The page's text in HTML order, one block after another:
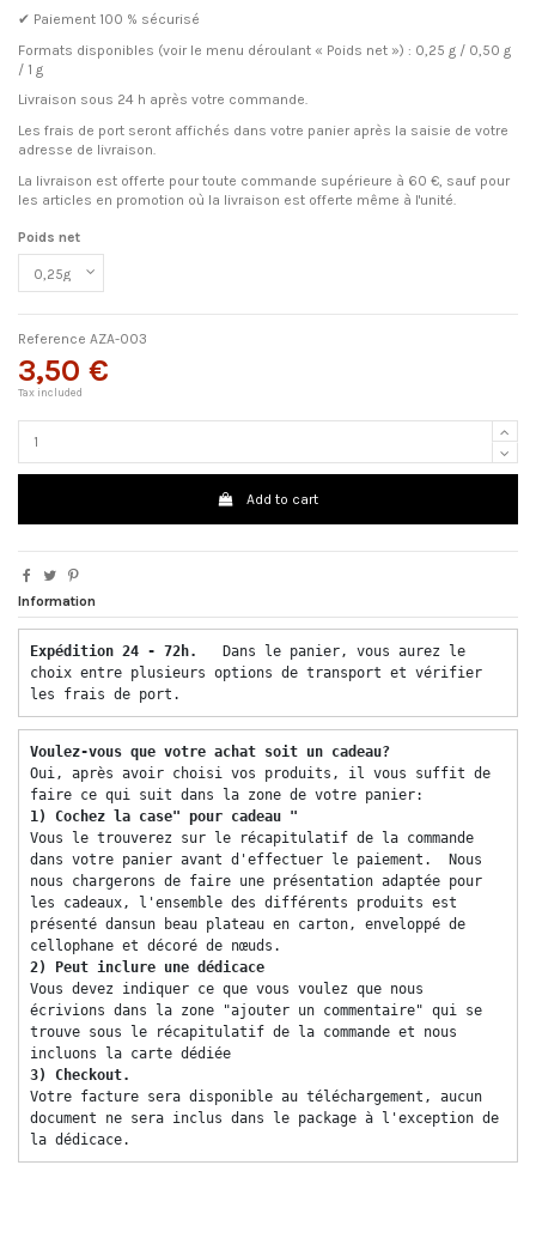
✔ Paiement 100 % sécurisé
Formats disponibles (voir le menu déroulant « Poids net ») : 0,25 g / 0,50 g
/ 1 g
Livraison sous 24 h après votre commande.
Les frais de port seront affichés dans votre panier après la saisie de votre
adresse de livraison.
La livraison est offerte pour toute commande supérieure à 60 €, sauf pour
les articles en promotion où la livraison est offerte même à l'unité.
Poids net
Reference AZA-003
3,50 €
Tax included
Add to cart
Information
Expédition 24 - 72h.
Dans le panier, vous aurez le
choix entre plusieurs options de transport et vérifier
les frais de port.
Voulez-vous que votre achat soit un cadeau?
Oui, après avoir choisi vos produits, il vous suffit de
faire ce qui suit dans la zone de votre panier:
1) Cochez la case" pour cadeau "
Vous le trouverez sur le récapitulatif de la commande
dans votre panier avant d'effectuer le paiement.  Nous
nous chargerons de faire une présentation adaptée pour
les cadeaux, l'ensemble des différents produits est
présenté dansun beau plateau en carton, enveloppé de
cellophane et décoré de nœuds.
2) Peut inclure une dédicace
Vous devez indiquer ce que vous voulez que nous
écrivions dans la zone "ajouter un commentaire" qui se
trouve sous le récapitulatif de la commande et nous
incluons la carte dédiée
3) Checkout.
Votre facture sera disponible au téléchargement, aucun
document ne sera inclus dans le package à l'exception de
la dédicace.